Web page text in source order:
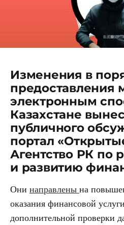
Изменения в
предоставления
электронным
Казахстане
публичного
портал
Агентство РК по
и развитию
Они направлены на
оказания финансовой
дополнительной проверки